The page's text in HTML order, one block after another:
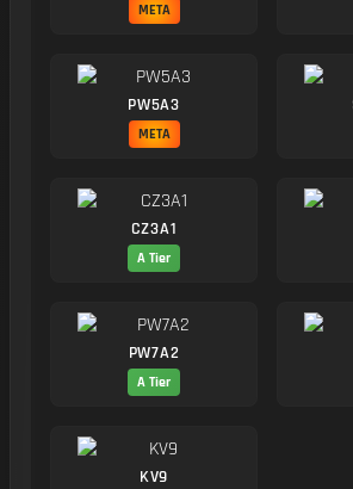
META
PW5A3
META
CZ3A1
A Tier
PW7A2
A Tier
KV9